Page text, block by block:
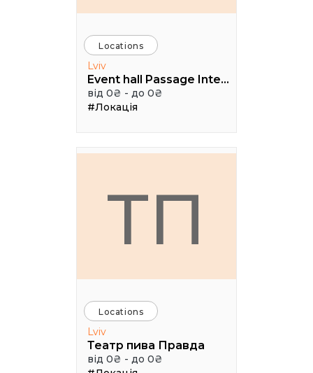
Locations
Lviv
Event hall Passage Interdit
від 0₴ - до 0₴
#Локація
ТП
Locations
Lviv
Театр пива Правда
від 0₴ - до 0₴